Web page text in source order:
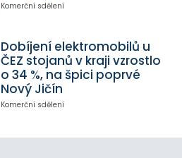
Komerční sdělení
Dobíjení elektromobilů u
ČEZ stojanů v kraji vzrostlo
o 34 %, na špici poprvé
Nový Jičín
Komerční sdělení